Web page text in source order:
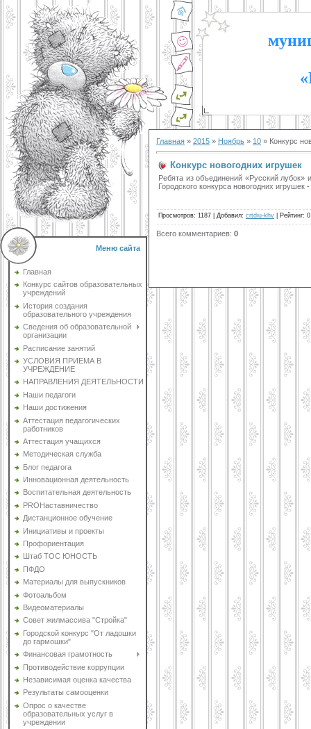
Меню сайта
Главная
Конкурс сайтов образовательных
учреждений
История создания
образовательного учреждения
Сведения об образовательной
организации
Расписание занятий
УСЛОВИЯ ПРИЕМА В
УЧРЕЖДЕНИЕ
НАПРАВЛЕНИЯ ДЕЯТЕЛЬНОСТИ
Наши педагоги
Наши достижения
Аттестация педагогических
работников
Аттестация учащихся
Методическая служба
Блог педагога
Инновационная деятельность
Воспитательная деятельность
PROНаставничество
Дистанционное обучение
Инициативы и проекты
Профориентация
Штаб ТОС ЮНОСТЬ
ПФДО
Материалы для выпускников
Фотоальбом
Видеоматериалы
Совет жилмассива "Стройка"
Городской конкурс "От ладошки
до гармошки"
Финансовая грамотность
Противодействие коррупции
Независимая оценка качества
Результаты самооценки
Опрос о качестве
образовательных услуг в
учреждении
Главная » 2015 » Ноябрь » 10 » Конкурс
Конкурс новогодних игрушек
Ребята из объединений «Русский
Городского конкурса новогодних игрушек
Просмотров: 1187 Добавил: crtdiu-khv Рейтинг:
Всего комментариев: 0